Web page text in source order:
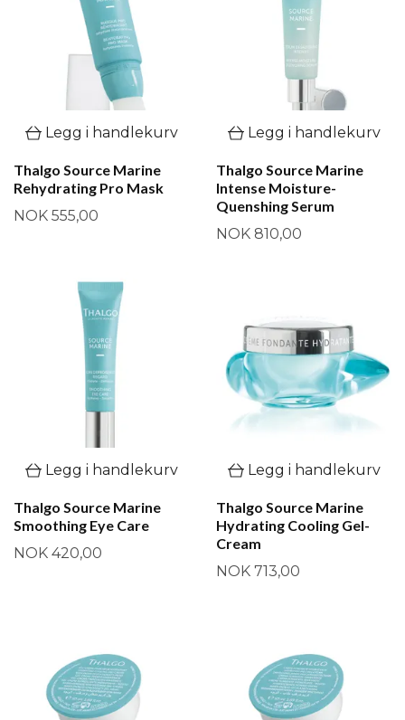
Legg i handlekurv
Thalgo Source Marine
Rehydrating Pro Mask
NOK 555,00
Legg i handlekurv
Thalgo Source Marine
Intense Moisture-
Quenshing Serum
NOK 810,00
Legg i handlekurv
Thalgo Source Marine
Smoothing Eye Care
NOK 420,00
Legg i handlekurv
Thalgo Source Marine
Hydrating Cooling Gel-
Cream
NOK 713,00